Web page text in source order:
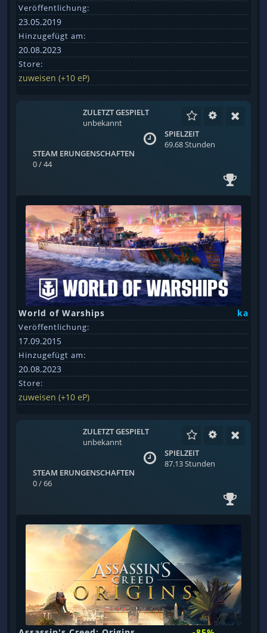
Veröffentlichung:
23.05.2019
Hinzugefügt am:
20.08.2023
Store:
zuweisen (+10 eP)
ZULETZT GESPIELT
unbekannt
SPIELZEIT
69.68 Stunden
STEAM ERUNGENSCHAFTEN
0 / 44
World of Warships ka
Veröffentlichung:
17.09.2015
Hinzugefügt am:
20.08.2023
Store:
zuweisen (+10 eP)
ZULETZT GESPIELT
unbekannt
SPIELZEIT
87.13 Stunden
STEAM ERUNGENSCHAFTEN
0 / 66